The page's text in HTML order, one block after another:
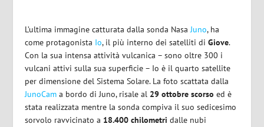
L’ultima immagine catturata dalla sonda NasaJuno, ha
come protagonista Io, il più interno dei satelliti diGiove.
Con la sua intensa attività vulcanica – sono oltre 300 i
vulcani attivi sulla sua superficie – Io è il quarto satellite
per dimensione del Sistema Solare. La foto scattata dalla
JunoCam a bordo di Juno, risale al 29 ottobre scorso ed è
stata realizzata mentre la sonda compiva il suo sedicesimo
sorvolo ravvicinato a 18.400 chilometri dalle nubi